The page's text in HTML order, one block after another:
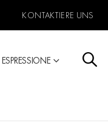
KONTAKTIERE UNS
ESPRESSIONE